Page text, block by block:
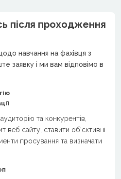
після проходження
навчання на фахівця з
заявку і ми вам відповімо в
та конкурентів,
веб сайту, ставити об’єктивні
просування та визначати